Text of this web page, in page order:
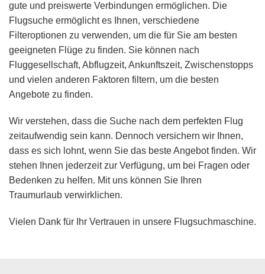
gute und preiswerte Verbindungen ermöglichen. Die
Flugsuche ermöglicht es Ihnen, verschiedene
Filteroptionen zu verwenden, um die für Sie am besten
geeigneten Flüge zu finden. Sie können nach
Fluggesellschaft, Abflugzeit, Ankunftszeit, Zwischenstopps
und vielen anderen Faktoren filtern, um die besten
Angebote zu finden.
Wir verstehen, dass die Suche nach dem perfekten Flug
zeitaufwendig sein kann. Dennoch versichern wir Ihnen,
dass es sich lohnt, wenn Sie das beste Angebot finden. Wir
stehen Ihnen jederzeit zur Verfügung, um bei Fragen oder
Bedenken zu helfen. Mit uns können Sie Ihren
Traumurlaub verwirklichen.
Vielen Dank für Ihr Vertrauen in unsere Flugsuchmaschine.